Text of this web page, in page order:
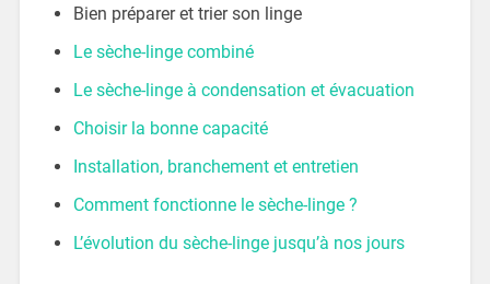
Bien préparer et trier son linge
Le sèche-linge combiné
Le sèche-linge à condensation et évacuation
Choisir la bonne capacité
Installation, branchement et entretien
Comment fonctionne le sèche-linge ?
L’évolution du sèche-linge jusqu’à nos jours